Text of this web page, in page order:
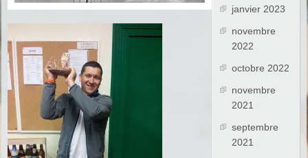
janvier 2023
novembre
2022
octobre 2022
novembre
2021
septembre
2021